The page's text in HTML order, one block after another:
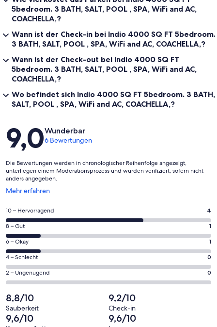
5bedroom. 3 BATH, SALT, POOL , SPA, WiFi and AC,
COACHELLA,?
Wann ist der Check-in bei Indio 4000 SQ FT 5bedroom.
3 BATH, SALT, POOL , SPA, WiFi and AC, COACHELLA,?
Wann ist der Check-out bei Indio 4000 SQ FT
5bedroom. 3 BATH, SALT, POOL , SPA, WiFi and AC,
COACHELLA,?
Wo befindet sich Indio 4000 SQ FT 5bedroom. 3 BATH,
SALT, POOL , SPA, WiFi and AC, COACHELLA,?
Bewertungen
9,0Wunderbar
6 Bewertungen
Die Bewertungen werden in chronologischer Reihenfolge angezeigt,
unterliegen einem Moderationsprozess und wurden verifiziert, sofern nicht
anders angegeben.
Mehr erfahren
Wird
einem
neuen
Fenster
geöffnet
4
von
insgesamt
6
Gästebewertungen
haben
eine
Bewertung
von
10
-
Hervorragend
10 – Hervorragend 4
1
von
insgesamt
6
Gästebewertungen
haben
eine
Bewertung
von
8
8 – Gut 1
1
von
insgesamt
6
Gästebewertungen
haben
eine
Bewertung
von
6 – Okay 1
0
von
insgesamt
Gästebewertungen
haben
eine
4 – Schlecht 0
0
von
insgesamt
6
Gästebewertungen
haben
2 – Ungenügend 0
8,8/10
Sauberkeit
9,2/10
Check-in
9,6/10 9,6/10